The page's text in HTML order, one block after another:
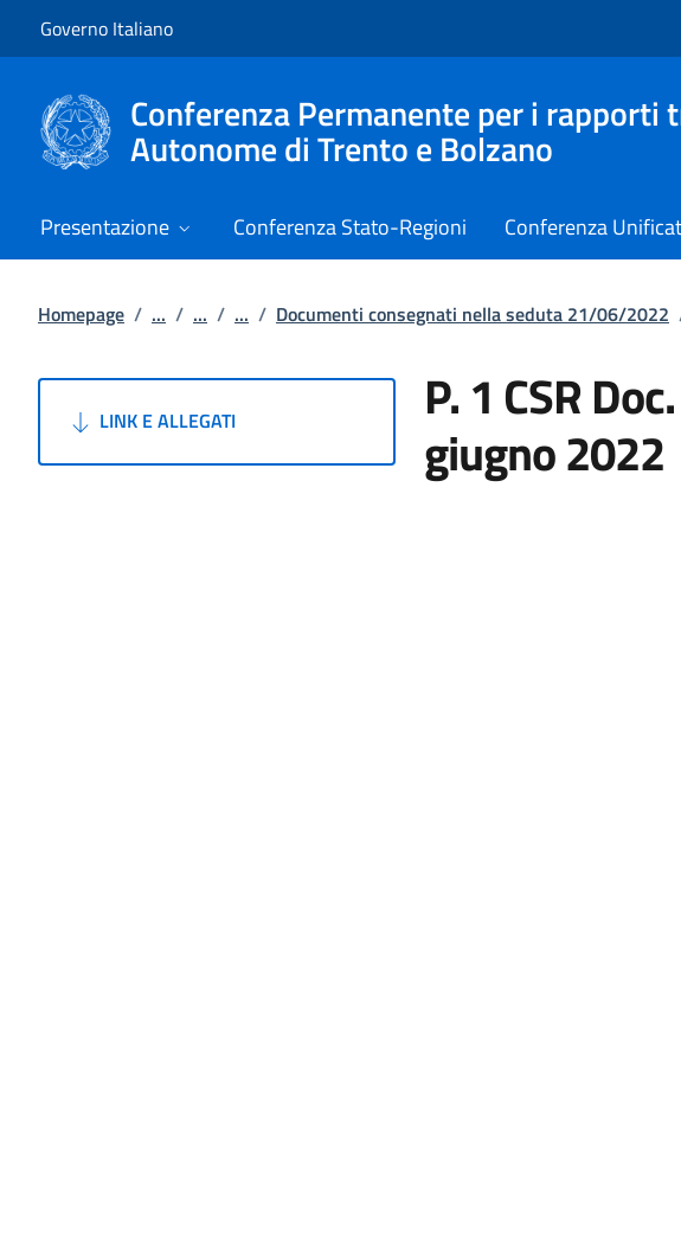
Governo Italiano
Conferenza Permanente per i rapporti
Autonome di Trento e Bolzano
Presentazione Conferenza Stato-Regioni Conferenza
Homepage / ... / ... / ... / Documenti consegnati nella seduta 21/06/2022
LINK E ALLEGATI P. 1 CSR
giugno 2022